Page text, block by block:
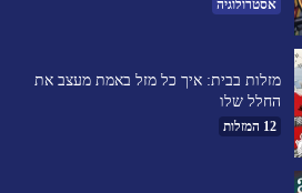
אסטרולוגיה
מזלות בבית: איך כל מזל באמת מעצב את
החלל שלו
12 המזלות